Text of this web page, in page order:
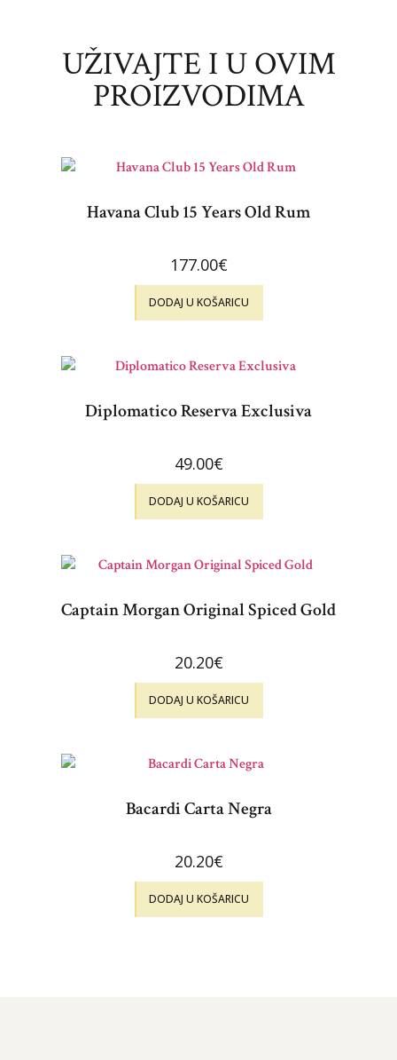
UŽIVAJTE I U OVIM
PROIZVODIMA
Havana Club 15 Years Old Rum
177.00€
DODAJ U KOŠARICU
Diplomatico Reserva Exclusiva
49.00€
DODAJ U KOŠARICU
Captain Morgan Original Spiced Gold
20.20€
DODAJ U KOŠARICU
Bacardi Carta Negra
20.20€
DODAJ U KOŠARICU